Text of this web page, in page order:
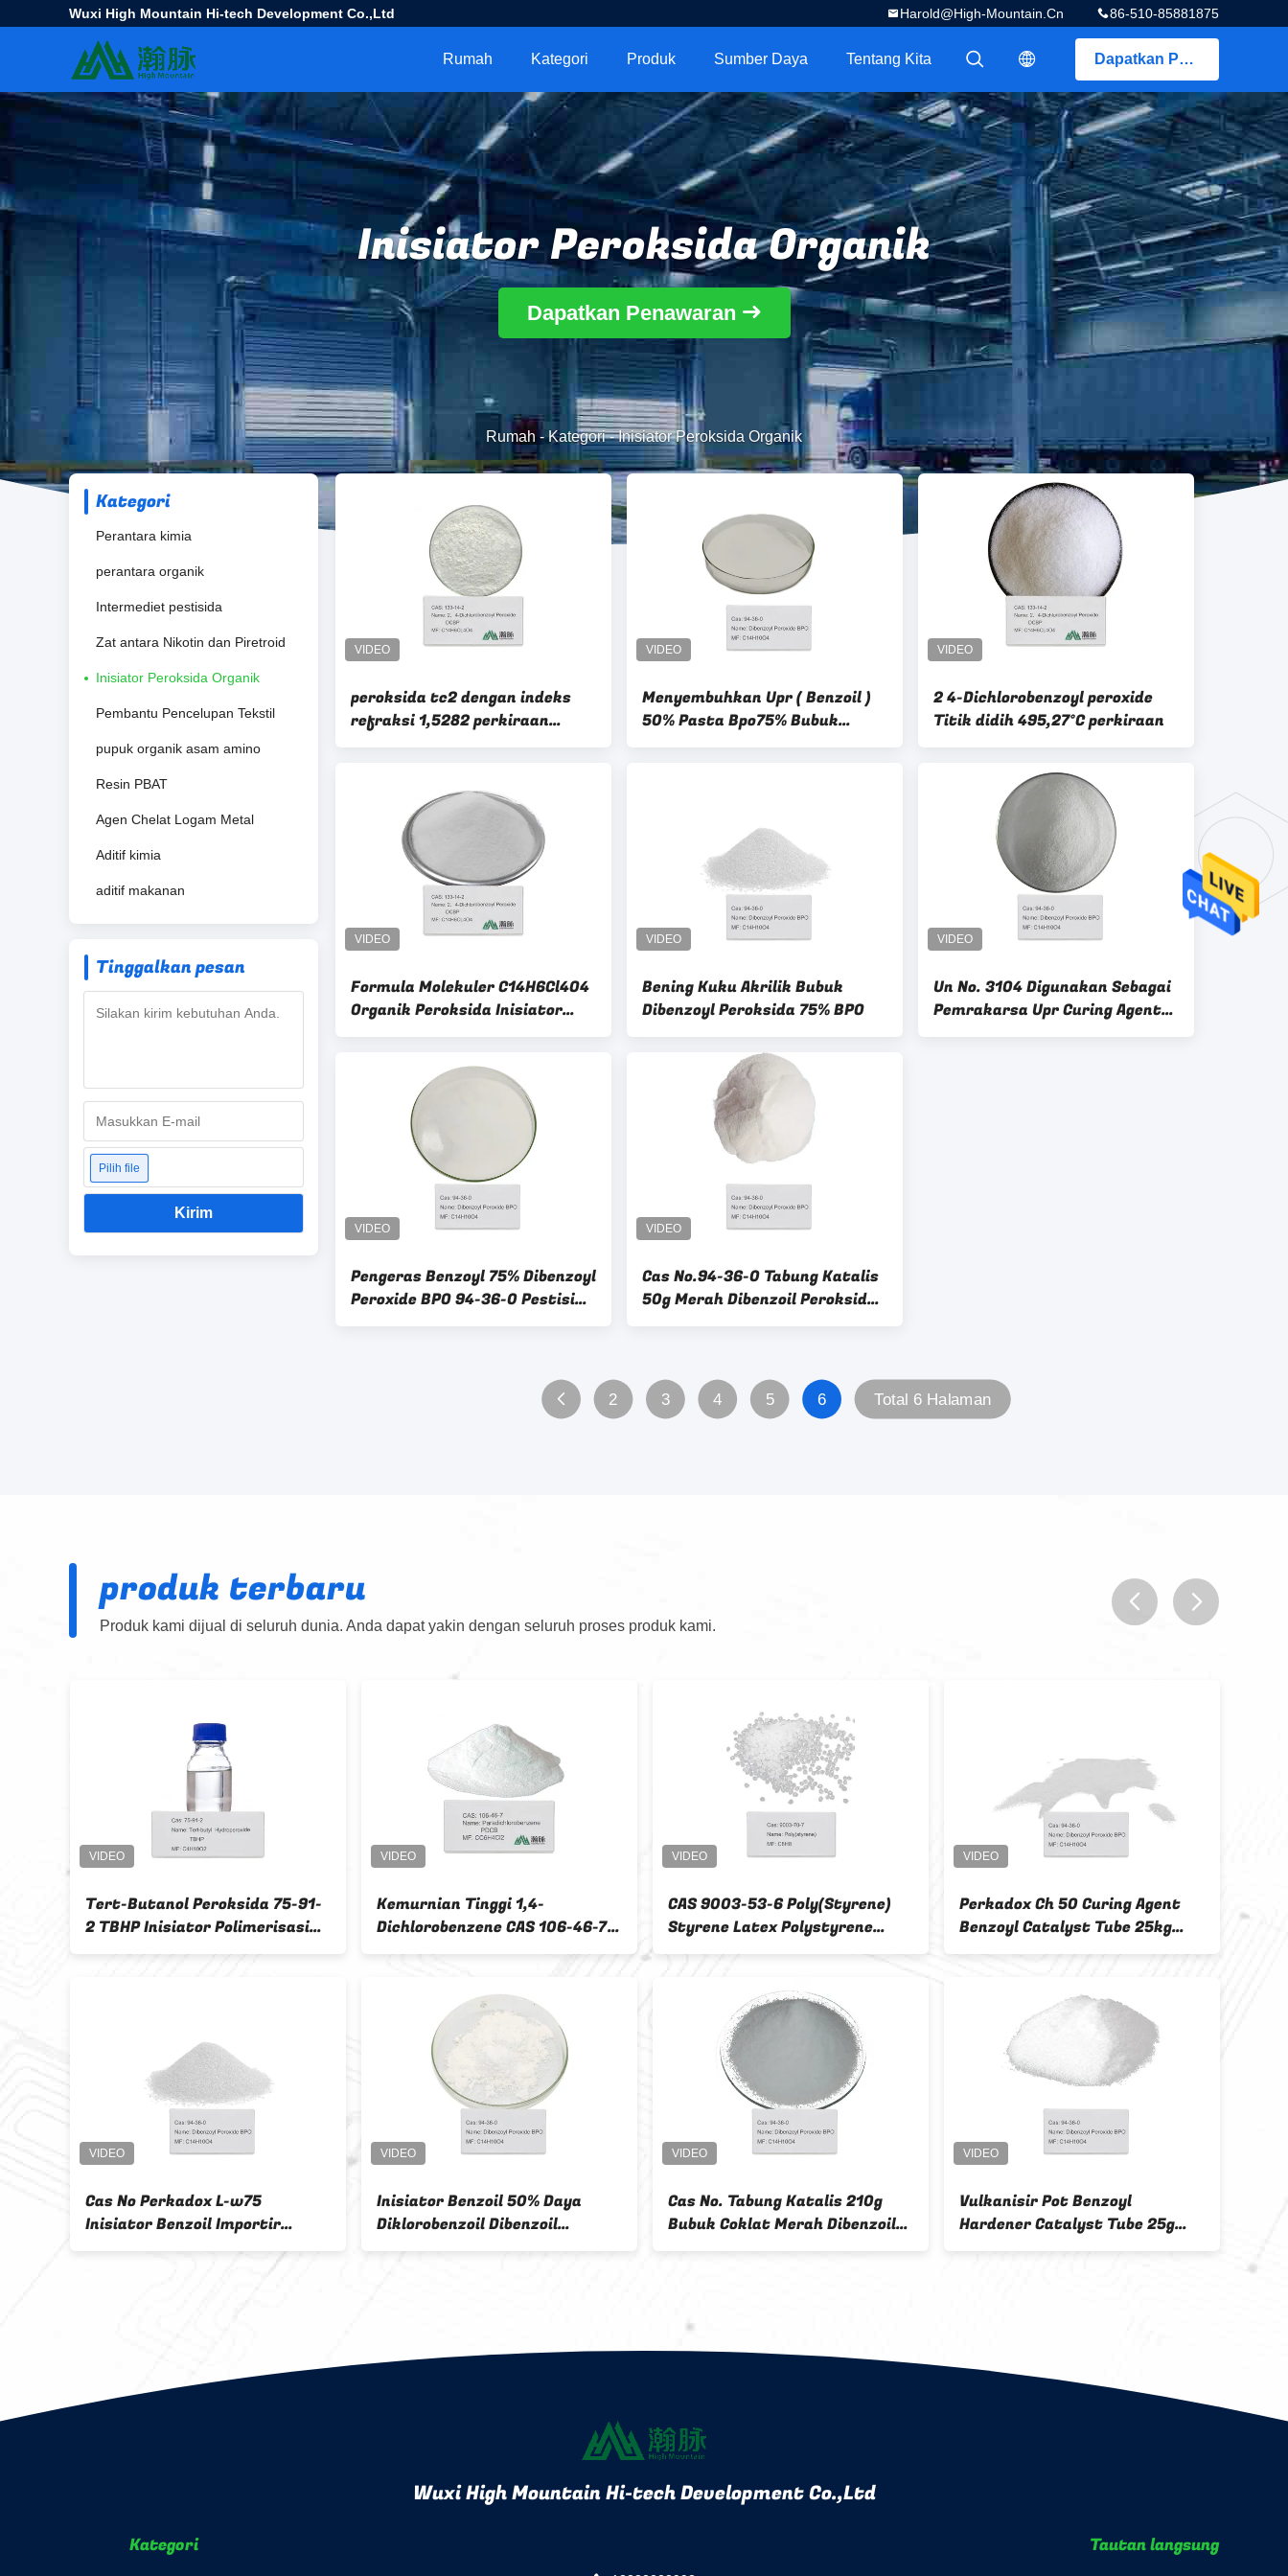
Wuxi High Mountain Hi-tech Development Co.,Ltd 86-510-85881875
Harold@high-Mountain.cn
Dapatkan Penawaran
描述
描述
Rumah Kategori Produk Sumber Daya Tentang Kita
Inisiator Peroksida Organik
Dapatkan Penawaran
Rumah-Kategori-Inisiator Peroksida Organik
Kategori
Perantara kimia
perantara organik
Intermediet pestisida
Zat antara Nikotin dan Piretroid
Inisiator Peroksida Organik
Pembantu Pencelupan Tekstil
pupuk organik asam amino
Resin PBAT
Agen Chelat Logam Metal
Aditif kimia
aditif makanan
Tinggalkan pesan
Pilih file
Kirim
peroksida tc2 dengan indeks
refraksi 1,5282 perkiraan
untuk inisiator organik
Menyembuhkan Upr ( Benzoil )
50% Pasta Bpo75% Bubuk
Pengeras Dibenzoil Peroksida
2 4-Dichlorobenzoyl peroxide
Titik didih 495,27°C perkiraan
Formula Molekuler C14H6Cl4O4
Organik Peroksida Inisiator
untuk Aplikasi yang Tepat
Bening Kuku Akrilik Bubuk
Dibenzoyl Peroksida 75% BPO
Un No. 3104 Digunakan Sebagai
Pemrakarsa Upr Curing Agent
Untuk Monomeric Vinyl BPO
Pengeras Benzoyl 75% Dibenzoyl
Peroxide BPO 94-36-0 Pestisida
Intermediet Bahan Kimia Kimia
Cas No.94-36-0 Tabung Katalis
50g Merah Dibenzoil Peroksida
BPO 94-36-0
2 3 4 5 6 Total 6 Halaman
produk terbaru
Produk kami dijual di seluruh dunia. Anda dapat yakin dengan seluruh proses produk kami.
Tert-Butanol Peroksida 75-91-
2 TBHP Inisiator Polimerisasi
Desiccant Sintesis Organik
Kemurnian Tinggi 1,4-
Dichlorobenzene CAS 106-46-7
PDCB Padat Kristalin untuk
CAS 9003-53-6 Poly(Styrene)
Styrene Latex Polystyrene
(Kelas Serba Guna)
Perkadox Ch 50 Curing Agent
Benzoyl Catalyst Tube 25kg
White Dibenzoyl Peroxide BPO
Cas No Perkadox L-w75
Inisiator Benzoil Importir
Dibenzoyl Peroxide BPO 94-36-0
Inisiator Benzoil 50% Daya
Diklorobenzoil Dibenzoil
Peroksida BPO 94-36-0
Cas No. Tabung Katalis 210g
Bubuk Coklat Merah Dibenzoil
Peroksida BPO 94-36-0
Vulkanisir Pot Benzoyl
Hardener Catalyst Tube 25g
Biru Dibenzoil Peroksida BPO
Wuxi High Mountain Hi-tech Development Co.,Ltd
Kategori Tautan langsung